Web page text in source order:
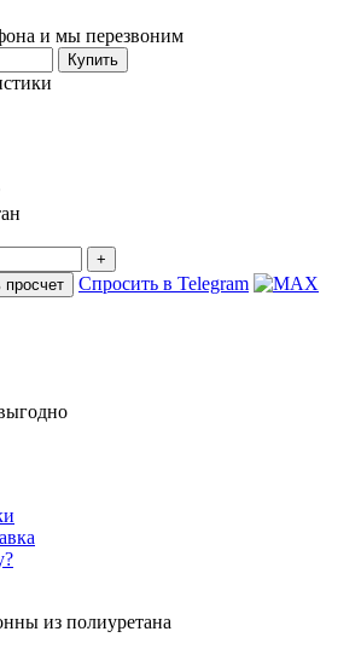
и мы перезвоним
Купить
+
просчет
Спросить в Telegram
из полиуретана